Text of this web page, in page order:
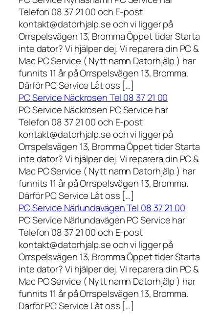
Telefon 08 37 21 00 och E-post
kontakt@datorhjalp.se och vi ligger på
Orrspelsvägen 13, Bromma Öppet tider Starta
inte dator? Vi hjälper dej. Vi reparera din PC &
Mac PC Service ( Nytt namn Datorhjälp ) har
funnits 11 år på Orrspelsvägen 13, Bromma.
Därför PC Service Låt oss […]
PC Service Näckrosen Tel 08 37 21 00
PC Service Näckrosen PC Service har
Telefon 08 37 21 00 och E-post
kontakt@datorhjalp.se och vi ligger på
Orrspelsvägen 13, Bromma Öppet tider Starta
inte dator? Vi hjälper dej. Vi reparera din PC &
Mac PC Service ( Nytt namn Datorhjälp ) har
funnits 11 år på Orrspelsvägen 13, Bromma.
Därför PC Service Låt oss […]
PC Service Närlundavägen Tel 08 37 21 00
PC Service Närlundavägen PC Service har
Telefon 08 37 21 00 och E-post
kontakt@datorhjalp.se och vi ligger på
Orrspelsvägen 13, Bromma Öppet tider Starta
inte dator? Vi hjälper dej. Vi reparera din PC &
Mac PC Service ( Nytt namn Datorhjälp ) har
funnits 11 år på Orrspelsvägen 13, Bromma.
Därför PC Service Låt oss […]